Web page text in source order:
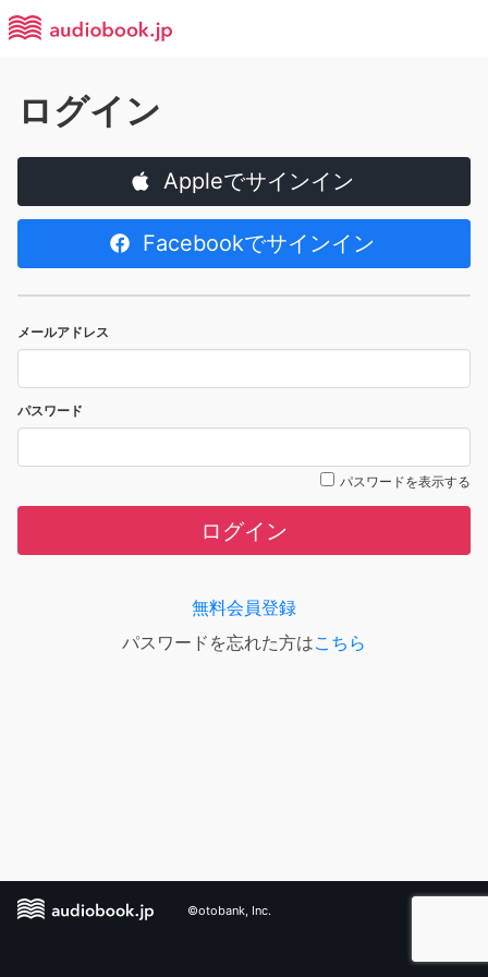
ログイン
Appleでサインイン
Facebookでサインイン
メールアドレス
パスワード
パスワードを表示する
ログイン
無料会員登録
パスワードを忘れた方はこちら
©otobank, Inc.